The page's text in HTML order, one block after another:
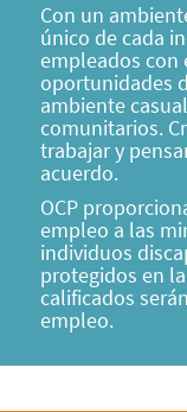
Con un
único de cada
empleados con
oportunidades
ambiente
comunitarios.
trabajar y
acuerdo.
OCP
empleo a las
individuos
protegidos en
calificados
empleo.